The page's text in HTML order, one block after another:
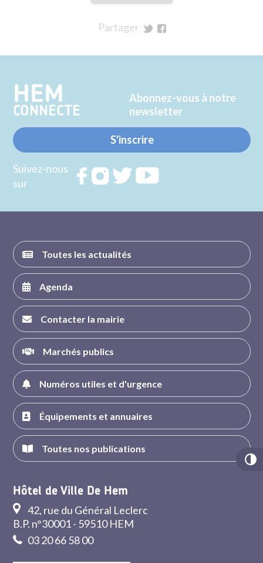
Partager
Twitter
Facebook
HEM
CONNECTE
Abonnez-vous à notre
newsletter
S'inscrire
Suivez-nous
sur
RejoignezRejoignezRejoignez
Toutes les actualités
Agenda
Contacter la mairie
Marchés publics
Numéros utiles et d'urgence
Équipements et annuaires
Toutes nos publications
Hôtel de Ville De Hem
42, rue du Général Leclerc
B.P. n°30001 - 59510 HEM
03 20 66 58 00